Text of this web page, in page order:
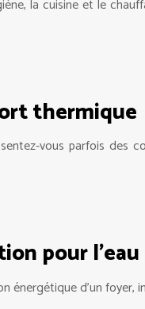
la cuisine et le
thermique
vous parfois des
pour
énergétique d’un